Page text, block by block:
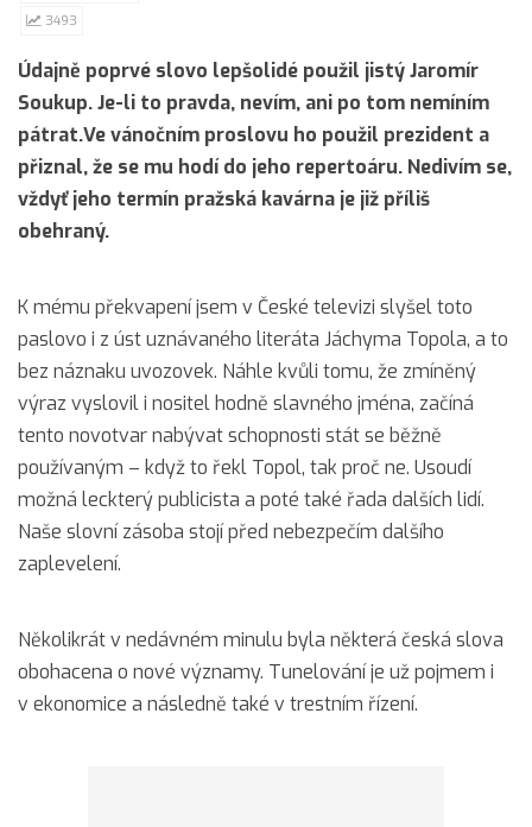
3493
Údajně poprvé slovo lepšolidé použil jistý Jaromír
Soukup. Je-li to pravda, nevím, ani po tom nemíním
pátrat.Ve vánočním proslovu ho použil prezident a
přiznal, že se mu hodí do jeho repertoáru. Nedivím se,
vždyť jeho termín pražská kavárna je již příliš
obehraný.
K mému překvapení jsem v České televizi slyšel toto
paslovo i z úst uznávaného literáta Jáchyma Topola, a to
bez náznaku uvozovek. Náhle kvůli tomu, že zmíněný
výraz vyslovil i nositel hodně slavného jména, začíná
tento novotvar nabývat schopnosti stát se běžně
používaným – když to řekl Topol, tak proč ne. Usoudí
možná leckterý publicista a poté také řada dalších lidí.
Naše slovní zásoba stojí před nebezpečím dalšího
zaplevelení.
Několikrát v nedávném minulu byla některá česká slova
obohacena o nové významy. Tunelování je už pojmem i
v ekonomice a následně také v trestním řízení.